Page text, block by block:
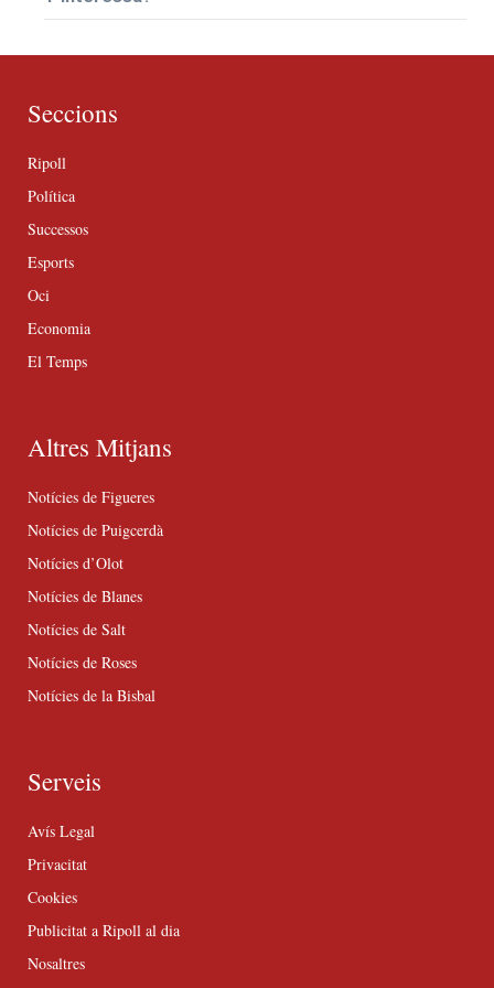
Seccions
Ripoll
Política
Successos
Esports
Oci
Economia
El Temps
Altres Mitjans
Notícies de Figueres
Notícies de Puigcerdà
Notícies d’Olot
Notícies de Blanes
Notícies de Salt
Notícies de Roses
Notícies de la Bisbal
Serveis
Avís Legal
Privacitat
Cookies
Publicitat a Ripoll al dia
Nosaltres